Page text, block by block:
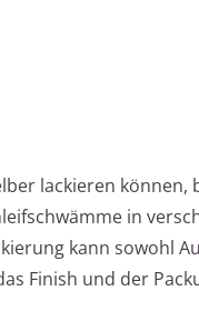
lackieren können,
in
kann sowohl
Finish und der